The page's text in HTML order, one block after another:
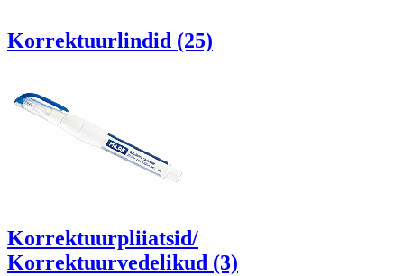
Korrektuurlindid (25)
Korrektuurpliiatsid/
Korrektuurvedelikud (3)